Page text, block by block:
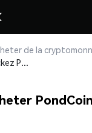
de la
Achetez et stockez PondCoin (PNDC) en toute sécurité